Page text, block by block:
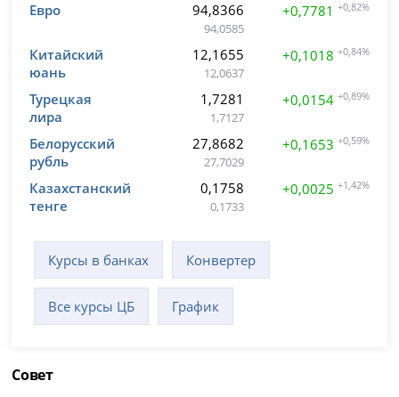
Евро 94,8366
94,0585
+0,7781 +0,82%
Китайский
юань
12,1655
12,0637
+0,1018 +0,84%
Турецкая
лира
1,7281
1,7127
+0,0154 +0,89%
Белорусский
рубль
27,8682
27,7029
+0,1653 +0,59%
Казахстанский
тенге
0,1758
0,1733
+0,0025 +1,42%
Курсы в банках Конвертер
Все курсы ЦБ График
Совет